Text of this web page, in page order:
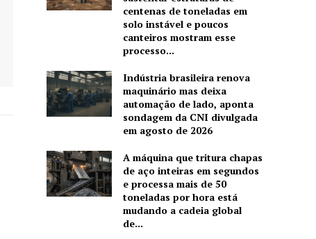
centenas de toneladas em
solo instável e poucos
canteiros mostram esse
processo...
Indústria brasileira renova
maquinário mas deixa
automação de lado, aponta
sondagem da CNI divulgada
em agosto de 2026
A máquina que tritura chapas
de aço inteiras em segundos
e processa mais de 50
toneladas por hora está
mudando a cadeia global
de...